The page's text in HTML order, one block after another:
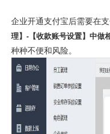
企业开通支付宝后需要在
理】-【收款账号设置】中做
种种不便和风险。